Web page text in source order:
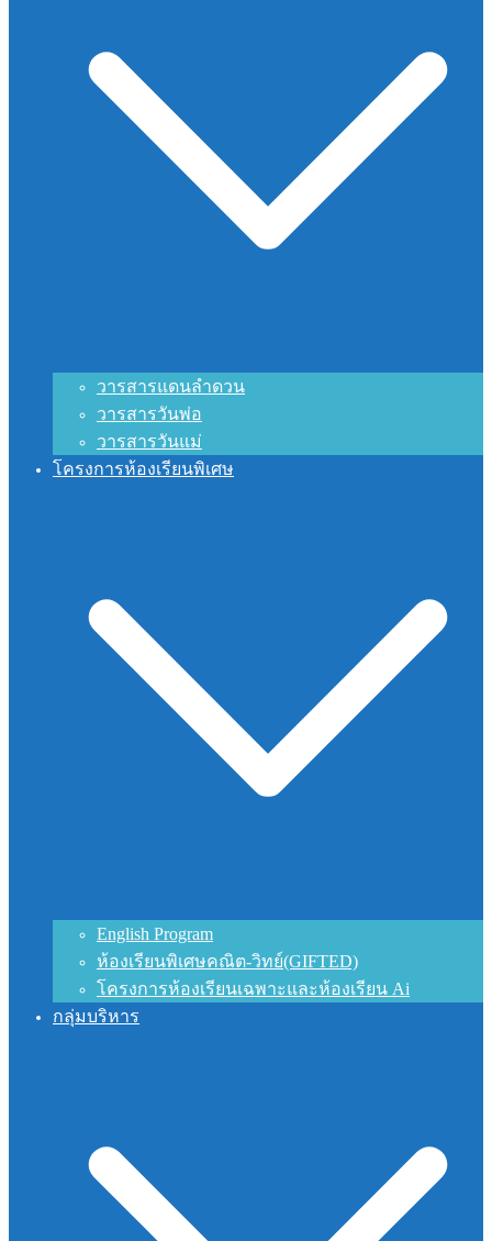
วารสารแดนลำดวน
วารสารวันพ่อ
วารสารวันแม่
โครงการห้องเรียนพิเศษ
English Program
ห้องเรียนพิเศษคณิต-วิทย์(GIFTED)
โครงการห้องเรียนเฉพาะและห้องเรียน Ai
กลุ่มบริหาร